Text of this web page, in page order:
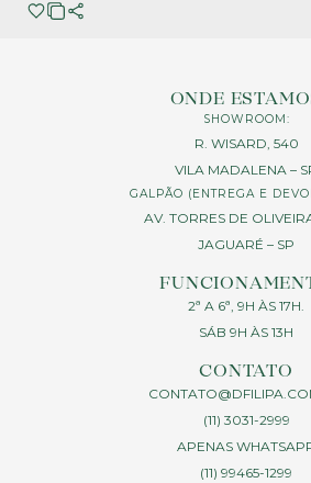
ONDE
SHOWROOM:
R. WISARD, 540
VILA MADALENA –
GALPÃO (ENTREGA E
AV. TORRES DE
JAGUARÉ – SP
2ª A 6ª, 9H ÀS 17H.
SÁB 9H ÀS 13H
CONTATO
(11) 3031-2999
APENAS
(11) 99465-1299